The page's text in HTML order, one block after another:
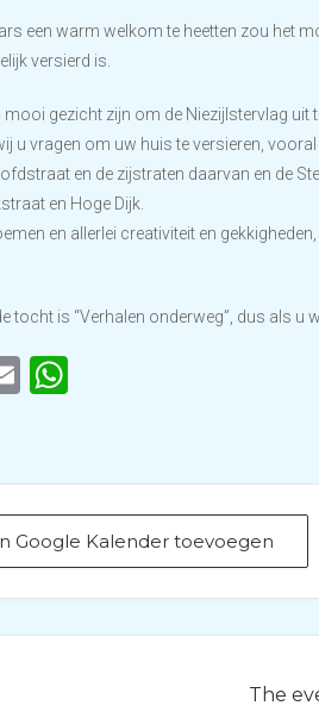
een warm welkom te heetten zou het
versierd is.
mooi gezicht zijn om de Niezijlstervlag uit
u vragen om uw huis te versieren,
en de zijstraten daarvan en de
en Hoge Dijk.
en allerlei creativiteit en
tocht is “Verhalen onderweg”, dus als u
Email
Google Kalender toevoegen
The